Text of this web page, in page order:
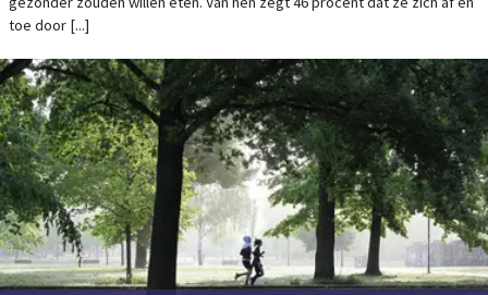
toe door [...]